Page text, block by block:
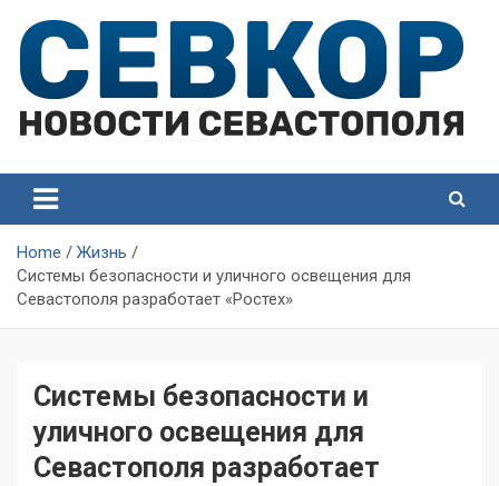
content
Севастополя
Севастополя
Home
Жизнь
Системы безопасности и уличного освещения для
Севастополя разработает «Ростех»
Системы безопасности и
уличного освещения для
Севастополя разработает